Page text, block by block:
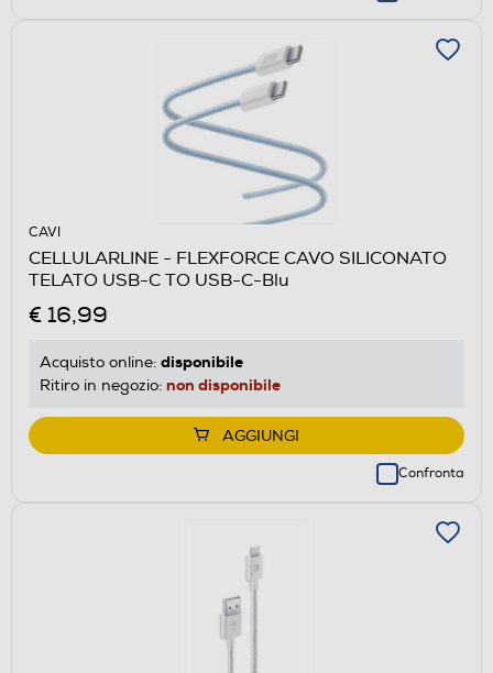
CAVI
CELLULARLINE - FLEXFORCE CAVO SILICONATO
TELATO USB-C TO USB-C-Blu
€ 16,99
Acquisto online: disponibile
Ritiro in negozio: non disponibile
AGGIUNGI
Confronta